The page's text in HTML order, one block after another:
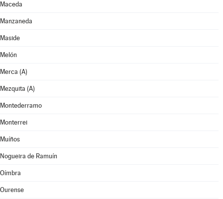
Maceda
Manzaneda
Maside
Melón
Merca (A)
Mezquita (A)
Montederramo
Monterrei
Muíños
Nogueira de Ramuín
Oímbra
Ourense